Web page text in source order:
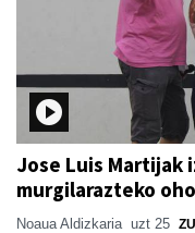
Jose Luis Martijak
murgilarazteko
Noaua Aldizkaria uzt 25